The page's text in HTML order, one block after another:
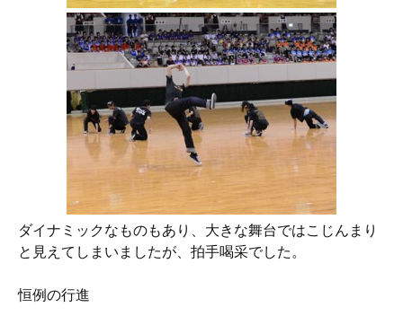
ダイナミックなものもあり、大きな舞台ではこじんまり
と見えてしまいましたが、拍手喝采でした。
恒例の行進